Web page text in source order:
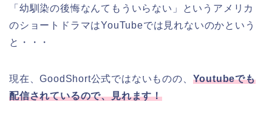
「幼馴染の後悔なんてもういらない」というアメリカ
のショートドラマはYouTubeでは見れないのかという
と・・・
現在、GoodShort公式ではないものの、 Youtubeでも
配信されているので、見れます！